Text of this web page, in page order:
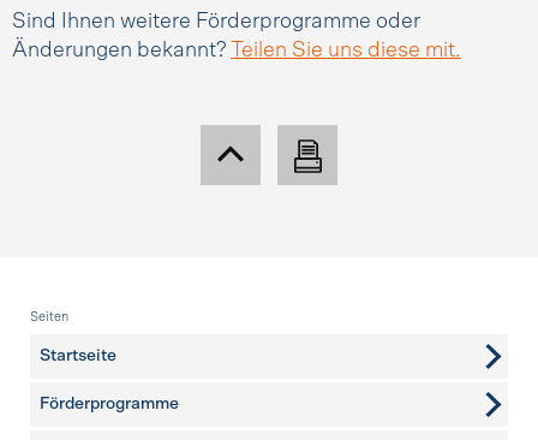
Sind Ihnen weitere Förderprogramme oder
Änderungen bekannt?
Teilen Sie uns diese mit.
Fusszeile
Seiten
Startseite
Förderprogramme